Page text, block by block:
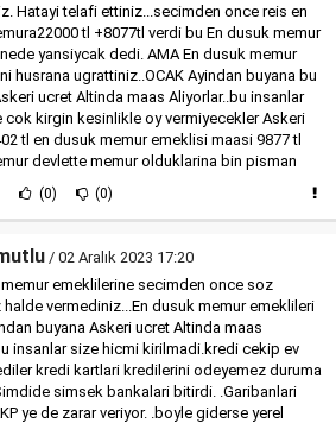
Hatayi telafi ettiniz...secimden once reis en
tl +8077tl verdi bu En dusuk memur
yansiycak dedi. AMA En dusuk memur
husrana ugrattiniz..OCAK Ayindan buyana bu
ucret Altinda maas Aliyorlar..bu insanlar
cok kirgin kesinlikle oy vermiyecekler Askeri
tl en dusuk memur emeklisi maasi 9877 tl
devlette memur olduklarina bin pisman
(0) (0)
/ 02 Aralık 2023 17:20
emeklilerine secimden once soz
vermediniz...En dusuk memur emeklileri
buyana Askeri ucret Altinda maas
insanlar size hicmi kirilmadi.kredi cekip ev
kredi kartlari kredilerini odeyemez duruma
simsek bankalari bitirdi. .Garibanlari
ye de zarar veriyor. .boyle giderse yerel